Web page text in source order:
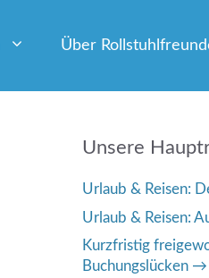
Über
Unsere
Urlaub & Reisen:
Urlaub & Reisen:
Kurzfristig
Buchungslücken